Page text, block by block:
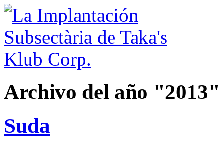
Archivo del año
2013
Suda